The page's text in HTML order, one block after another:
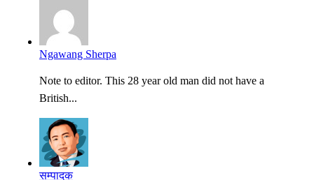
Ngawang Sherpa
Note to editor. This 28 year old man did not have a
British...
सम्पादक